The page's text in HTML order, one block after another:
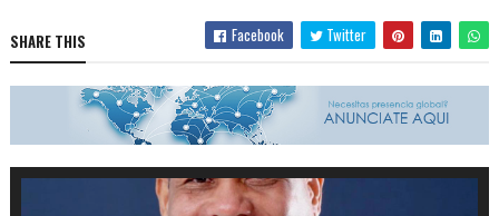
SHARE THIS Facebook Twitter